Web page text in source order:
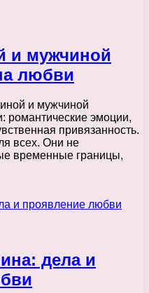
и мужчиной
любви
и мужчиной
романтические эмоции,
привязанность.
всех. Они не
временные границы,
дела и